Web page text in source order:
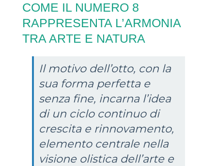
COME IL NUMERO 8
RAPPRESENTA L’ARMONIA
TRA ARTE E NATURA
Il motivo dell’otto, con la
sua forma perfetta e
senza fine, incarna l’idea
di un ciclo continuo di
crescita e rinnovamento,
elemento centrale nella
visione olistica dell’arte e